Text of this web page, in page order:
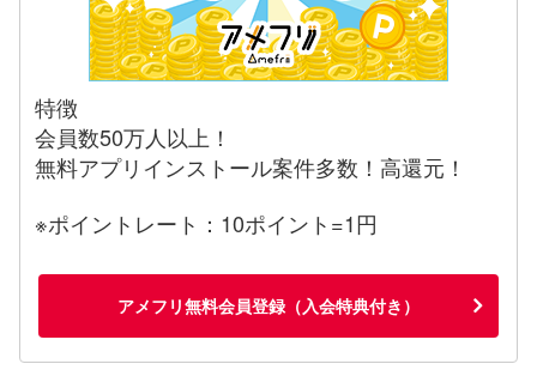
特徴
会員数50万人以上！
無料アプリインストール案件多数！高還元！
※ポイントレート：10ポイント=1円
アメフリ無料会員登録（入会特典付き）